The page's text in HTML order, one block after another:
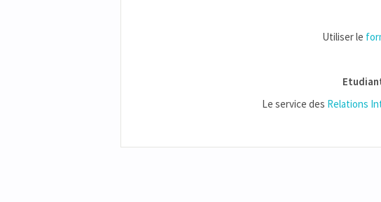
Utiliser le
Le service des Relations